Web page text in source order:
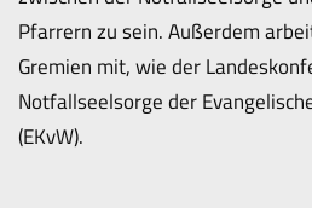
Pfarrern zu sein. Außerdem
Gremien mit, wie der
Notfallseelsorge der
(EKvW).